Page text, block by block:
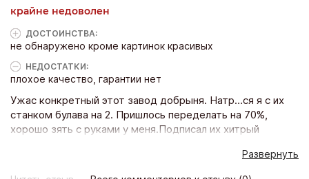
крайне недоволен
ДОСТОИНCТВА:
не обнаружено кроме картинок красивых
НЕДОСТАТКИ:
плохое качество, гарантии нет
Ужас конкретный этот завод добрыня. Натр…ся я с их
станком булава на 2. Пришлось переделать на 70%,
хорошо зять с руками у меня.Подписал их хитрый
посмотрим, а мне до них 1400 км. Запчасти обещали —
Развернуть